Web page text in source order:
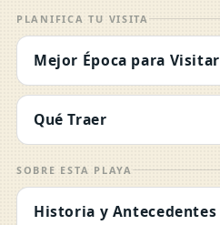
PLANIFICA TU VISITA
Mejor Época para Visitar
Qué Traer
SOBRE ESTA PLAYA
Historia y Antecedentes